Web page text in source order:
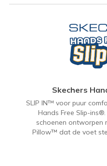
Skechers
SLIP IN™ voor puur
Hands Free Slip-
schoenen ontworpen
Pillow™ dat de voet